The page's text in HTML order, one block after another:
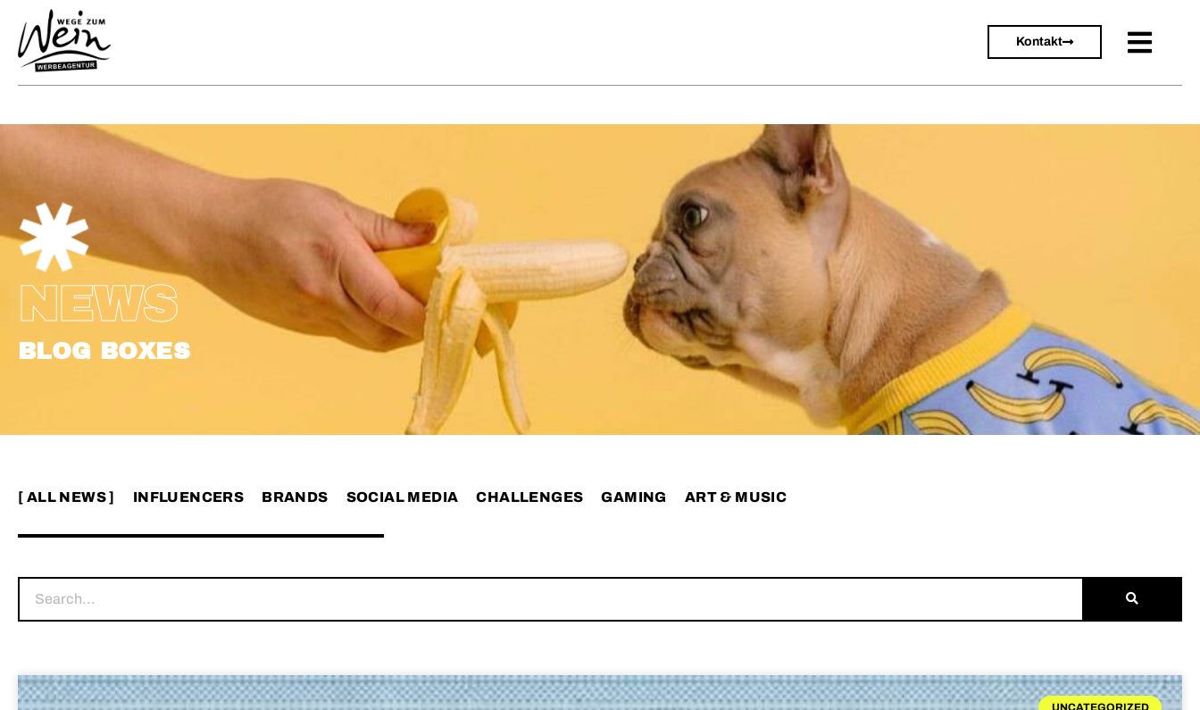
Kontakt
NEWS
BLOG BOXES
[ ALL NEWS ] INFLUENCERS BRANDS SOCIAL MEDIA CHALLENGES GAMING ART & MUSIC
UNCATEGORIZED